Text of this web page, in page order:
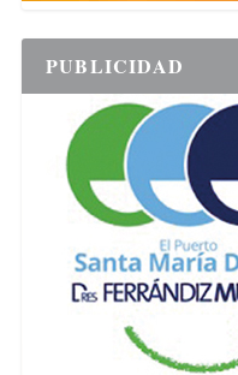
PUBLICIDAD